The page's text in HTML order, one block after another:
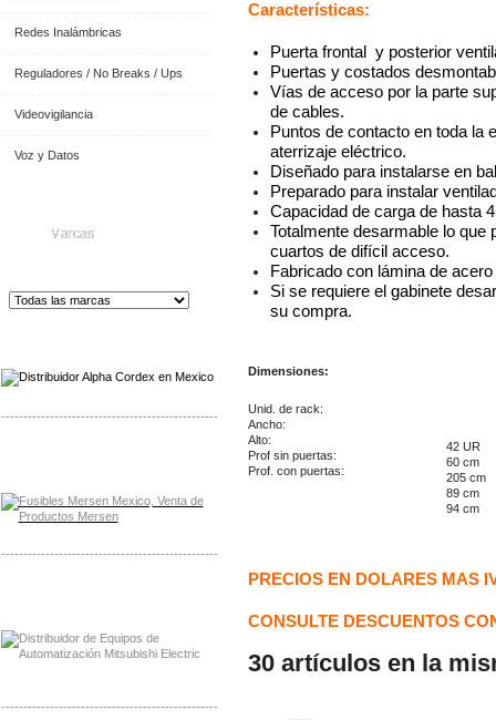
Redes Inalámbricas
Reguladores / No Breaks / Ups
Videovigilancia
Voz y Datos
Marcas
-------------------------------------------------
-------------------------------------------------
-------------------------------------------------
Características:
Puerta frontal y posterior
Puertas y costados
Vías de acceso por la parte
de cables.
Puntos de contacto en toda la
aterrizaje eléctrico.
Diseñado para instalarse en
Preparado para instalar
Capacidad de carga de hasta
Totalmente desarmable lo que
cuartos de difícil acceso.
Fabricado con lámina de
Si se requiere el gabinete
su compra.
Dimensiones:
Unid. de rack:
Ancho:
Alto:
Prof sin puertas:
Prof. con puertas:
42 UR
60 cm
205 cm
89 cm
94 cm
PRECIOS EN DOLARES MAS
CONSULTE DESCUENTOS
30 artículos en la